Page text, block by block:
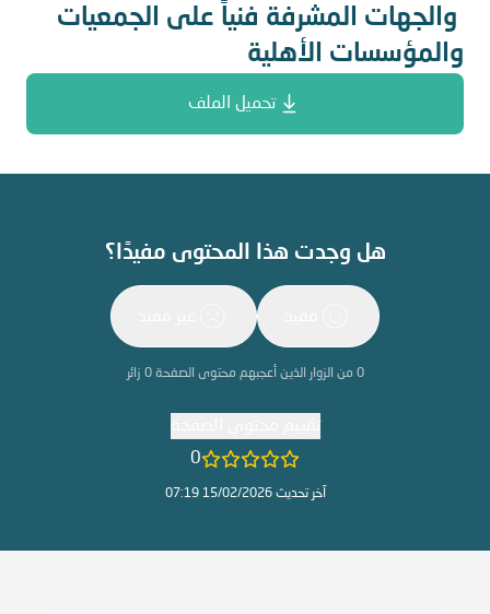
والجهات المشرفة فنياً على الجمعيات
والمؤسسات الأهلية
تحميل الملف
هل وجدت هذا المحتوى مفيدًا؟
0 من الزوار الذين أعجبهم محتوى الصفحة0 زائر
0
آخر تحديث 15/02/2026 07:19